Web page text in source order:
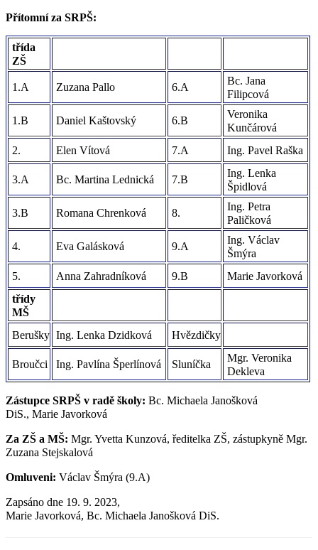
Přítomní za SRPŠ:
třída
ZŠ
1.A Zuzana Pallo 6.A
Bc. Jana
Filipcová
1.B Daniel Kaštovský 6.B
Veronika
Kunčárová
2.
Elen Vítová 7.A Ing. Pavel Raška
3.A Bc. Martina Lednická 7.B
Ing. Lenka
Špidlová
3.B Romana Chrenková 8.
Ing. Petra
Paličková
4. Eva Galásková 9.A
Ing. Václav
Šmýra
5.
Anna Zahradníková 9.B
Marie Javorková
třídy
MŠ
Berušky Ing. Lenka Dzidková Hvězdičky
Broučci Ing. Pavlína Šperlínová Sluníčka
Mgr. Veronika
Dekleva
Zástupce SRPŠ v radě školy: Bc. Michaela Janošková
DiS., Marie Javorková
Za ZŠ a MŠ: Mgr. Yvetta Kunzová, ředitelka ZŠ, zástupkyně Mgr.
Zuzana Stejskalová
Omluveni: Václav Šmýra (9.A)
Zapsáno dne 19. 9. 2023,
Marie Javorková, Bc. Michaela Janošková DiS.